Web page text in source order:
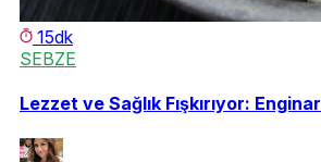
15dk
SEBZE
Lezzet ve Sağlık Fışkırıyor: